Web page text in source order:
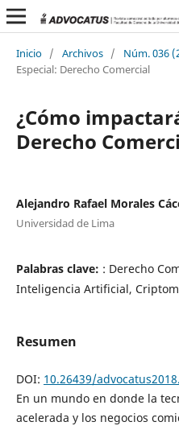
Inicio / Archivos / Núm. 036
Especial: Derecho Comercial
¿Cómo
Derecho
Alejandro Rafael Morales
Universidad de Lima
Palabras clave: : Derecho
Inteligencia Artificial,
Resumen
DOI: 10.26439/
En un mundo en donde la
acelerada y los negocios